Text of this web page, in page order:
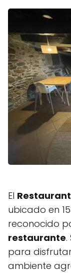
El
ubicado en
reconocido
restaurante.
para
ambiente